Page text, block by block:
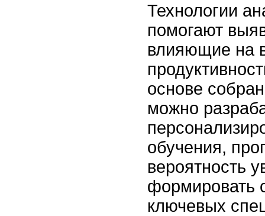
Технологии
помогают
влияющие на
основе
можно
обучения,
вероятность
формировать
ключевых